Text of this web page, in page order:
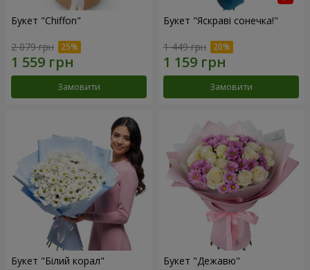
Букет "Chiffon"
2 079 грн
Замовити
Букет "Яскраві сонечка!"
1 449 грн
Замовити
Букет "Білий корал" Букет "Дежавю"